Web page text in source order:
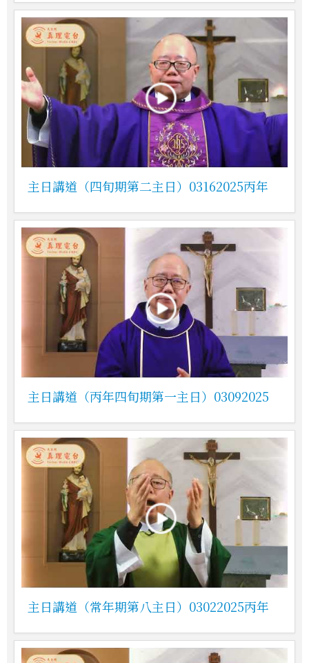
主日講道（四旬期第二主日）03162025丙年
主日講道（丙年四旬期第一主日）03092025
主日講道（常年期第八主日）03022025丙年